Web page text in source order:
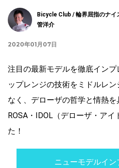
Bicycle Club / 輪界屈指のナイ
管洋介
2020年01月07日
注目の最新モデルを徹底インプ
ップレンジの技術をミドルレ
なく、デローザの哲学と情熱
ROSA・IDOL（デローザ・ア
た！
ニューモデルイ